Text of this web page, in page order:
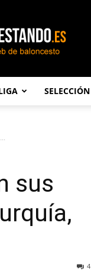
SELECCIÓN
sus
4